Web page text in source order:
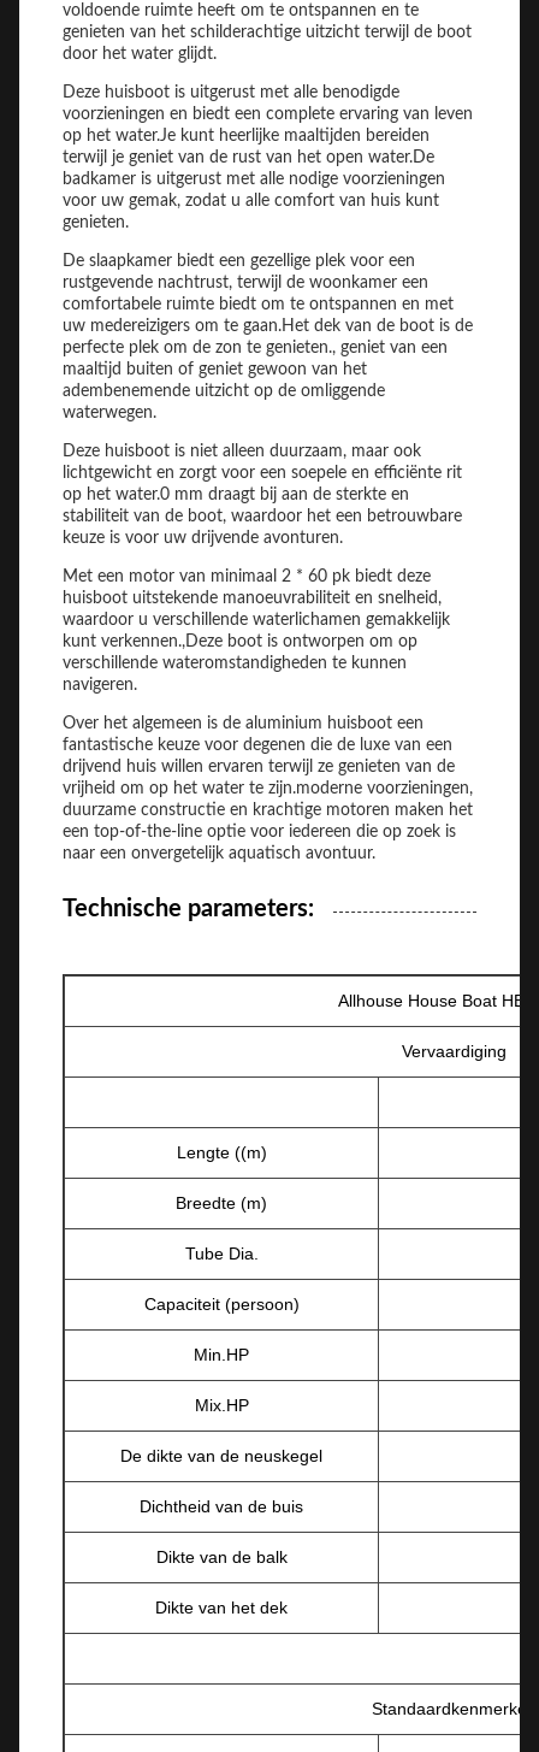
voldoende ruimte heeft om te ontspannen en te
genieten van het schilderachtige uitzicht terwijl de boot
door het water glijdt.
Deze huisboot is uitgerust met alle benodigde
voorzieningen en biedt een complete ervaring van leven
op het water.Je kunt heerlijke maaltijden bereiden
terwijl je geniet van de rust van het open water.De
badkamer is uitgerust met alle nodige voorzieningen
voor uw gemak, zodat u alle comfort van huis kunt
genieten.
De slaapkamer biedt een gezellige plek voor een
rustgevende nachtrust, terwijl de woonkamer een
comfortabele ruimte biedt om te ontspannen en met
uw medereizigers om te gaan.Het dek van de boot is de
perfecte plek om de zon te genieten., geniet van een
maaltijd buiten of geniet gewoon van het
adembenemende uitzicht op de omliggende
waterwegen.
Deze huisboot is niet alleen duurzaam, maar ook
lichtgewicht en zorgt voor een soepele en efficiënte rit
op het water.0 mm draagt bij aan de sterkte en
stabiliteit van de boot, waardoor het een betrouwbare
keuze is voor uw drijvende avonturen.
Met een motor van minimaal 2 * 60 pk biedt deze
huisboot uitstekende manoeuvrabiliteit en snelheid,
waardoor u verschillende waterlichamen gemakkelijk
kunt verkennen.,Deze boot is ontworpen om op
verschillende wateromstandigheden te kunnen
navigeren.
Over het algemeen is de aluminium huisboot een
fantastische keuze voor degenen die de luxe van een
drijvend huis willen ervaren terwijl ze genieten van de
vrijheid om op het water te zijn.moderne voorzieningen,
duurzame constructie en krachtige motoren maken het
een top-of-the-line optie voor iedereen die op zoek is
naar een onvergetelijk aquatisch avontuur.
Technische parameters:
Allhouse House Boat HB-
Vervaardiging
Lengte ((m)
Breedte (m)
Tube Dia.
Capaciteit (persoon)
Min.HP
Mix.HP
De dikte van de neuskegel
Dichtheid van de buis
Dikte van de balk
Dikte van het dek
Standaardkenmerken